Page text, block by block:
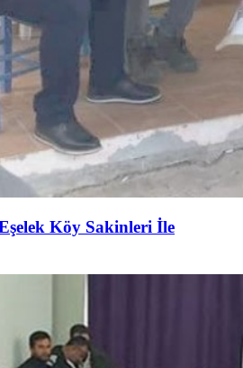
Köy Sakinleri İle